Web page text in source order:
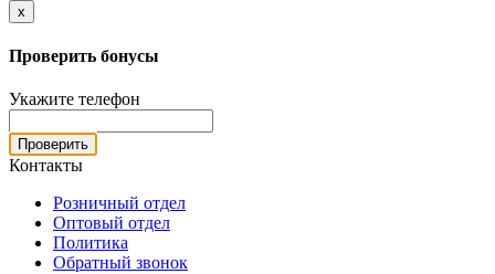
x
Проверить бонусы
Укажите телефон
Проверить
Контакты
Розничный отдел
Оптовый отдел
Политика
Обратный звонок